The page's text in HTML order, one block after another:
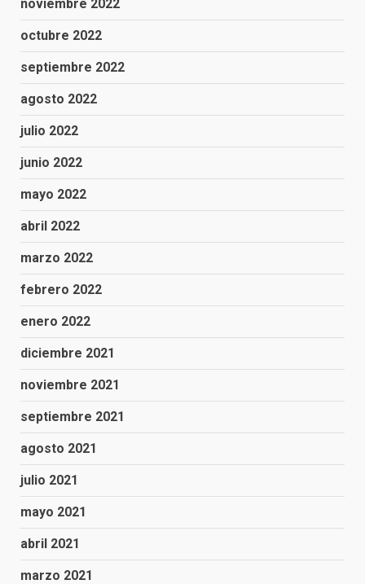
noviembre 2022
octubre 2022
septiembre 2022
agosto 2022
julio 2022
junio 2022
mayo 2022
abril 2022
marzo 2022
febrero 2022
enero 2022
diciembre 2021
noviembre 2021
septiembre 2021
agosto 2021
julio 2021
mayo 2021
abril 2021
marzo 2021